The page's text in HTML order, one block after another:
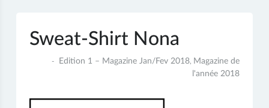
Sweat-Shirt Nona
Edition 1 – Magazine Jan/Fev 2018, Magazine de
l'année 2018